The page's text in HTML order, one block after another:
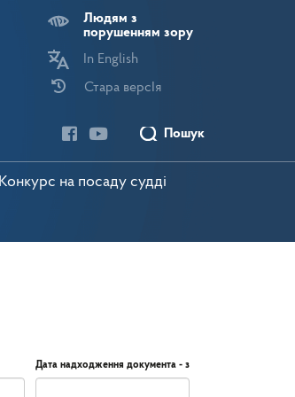
Людям з
порушенням зору
In English
Стара версІя
Пошук
Конкурс на посаду судді
Дата надходження документа - з